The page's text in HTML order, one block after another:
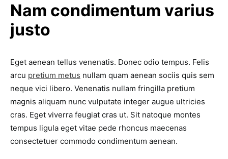
Nam condimentum varius
justo
Eget aenean tellus venenatis. Donec odio tempus. Felis
arcu pretium metus nullam quam aenean sociis quis sem
neque vici libero. Venenatis nullam fringilla pretium
magnis aliquam nunc vulputate integer augue ultricies
cras. Eget viverra feugiat cras ut. Sit natoque montes
tempus ligula eget vitae pede rhoncus maecenas
consectetuer commodo condimentum aenean.